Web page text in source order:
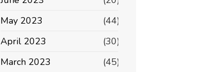
May 2023
(44)
April 2023
(30)
March 2023
(45)